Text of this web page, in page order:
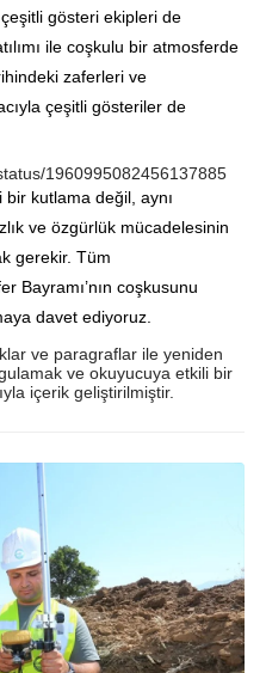
gösteri ekipleri de
ile coşkulu bir atmosferde
zaferleri ve
çeşitli gösteriler de
1960995082456137885
bir kutlama değil, aynı
ve özgürlük mücadelesinin
gerekir. Tüm
Bayramı’nın coşkusunu
davet ediyoruz.
ve paragraflar ile yeniden
ve okuyucuya etkili bir
içerik geliştirilmiştir.